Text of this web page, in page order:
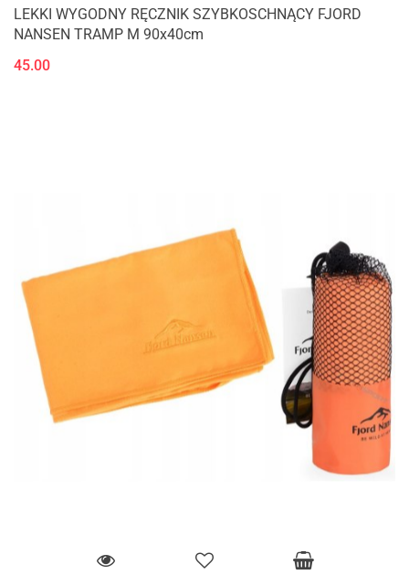
LEKKI WYGODNY RĘCZNIK SZYBKOSCHNĄCY FJORD
NANSEN TRAMP M 90x40cm
45.00